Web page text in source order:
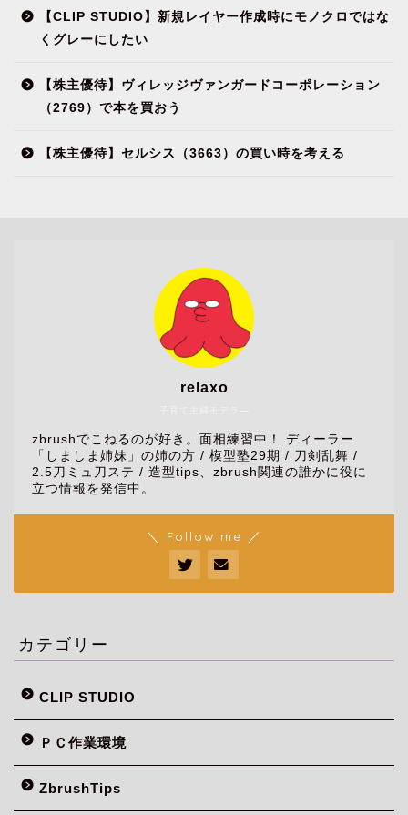
【CLIP STUDIO】新規レイヤー作成時にモノクロではな
くグレーにしたい
【株主優待】ヴィレッジヴァンガードコーポレーション
（2769）で本を買おう
【株主優待】セルシス（3663）の買い時を考える
relaxo
zbrushでこねるのが好き。面相練習中！ ディーラー
「しましま姉妹」の姉の方 / 模型塾29期 / 刀剣乱舞 /
2.5刀ミュ刀ステ / 造型tips、zbrush関連の誰かに役に
立つ情報を発信中。
＼ Follow me ／
カテゴリー
CLIP STUDIO
ＰＣ作業環境
ZbrushTips